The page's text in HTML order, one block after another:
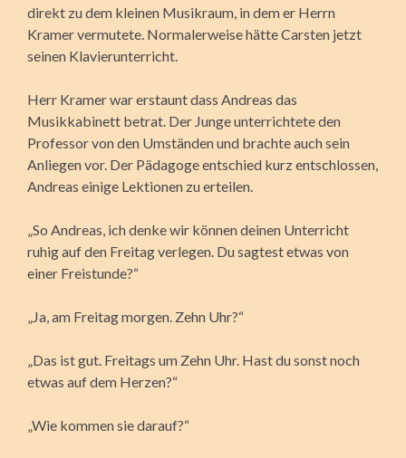
direkt zu dem kleinen Musikraum, in dem er Herrn
Kramer vermutete. Normalerweise hätte Carsten jetzt
seinen Klavierunterricht.
Herr Kramer war erstaunt dass Andreas das
Musikkabinett betrat. Der Junge unterrichtete den
Professor von den Umständen und brachte auch sein
Anliegen vor. Der Pädagoge entschied kurz entschlossen,
Andreas einige Lektionen zu erteilen.
„So Andreas, ich denke wir können deinen Unterricht
ruhig auf den Freitag verlegen. Du sagtest etwas von
einer Freistunde?“
„Ja, am Freitag morgen. Zehn Uhr?“
„Das ist gut. Freitags um Zehn Uhr. Hast du sonst noch
etwas auf dem Herzen?“
„Wie kommen sie darauf?“